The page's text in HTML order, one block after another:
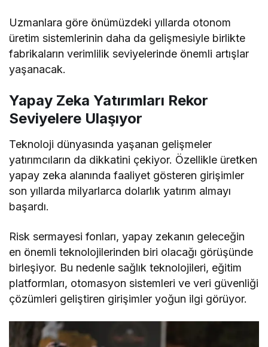
Uzmanlara göre önümüzdeki yıllarda otonom
üretim sistemlerinin daha da gelişmesiyle birlikte
fabrikaların verimlilik seviyelerinde önemli artışlar
yaşanacak.
Yapay Zeka Yatırımları Rekor
Seviyelere Ulaşıyor
Teknoloji dünyasında yaşanan gelişmeler
yatırımcıların da dikkatini çekiyor. Özellikle üretken
yapay zeka alanında faaliyet gösteren girişimler
son yıllarda milyarlarca dolarlık yatırım almayı
başardı.
Risk sermayesi fonları, yapay zekanın geleceğin
en önemli teknolojilerinden biri olacağı görüşünde
birleşiyor. Bu nedenle sağlık teknolojileri, eğitim
platformları, otomasyon sistemleri ve veri güvenliği
çözümleri geliştiren girişimler yoğun ilgi görüyor.